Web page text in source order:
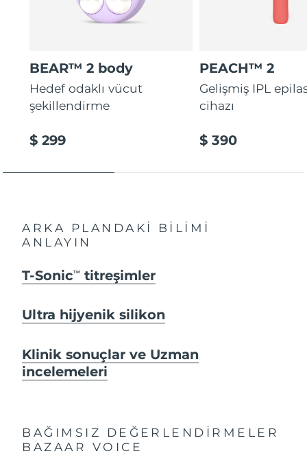
BEAR™ 2 body
Hedef odaklı vücut
şekillendirme
$ 299
PEACH™ 2
Gelişmiş IPL
cihazı
$ 390
ARKA PLANDAKİ BİLİMİ
ANLAYIN
T-SonicTM titreşimler
Ultra hijyenik silikon
Klinik sonuçlar ve Uzman
incelemeleri
BAĞIMSIZ DEĞERLENDİRMELER
BAZAAR VOICE